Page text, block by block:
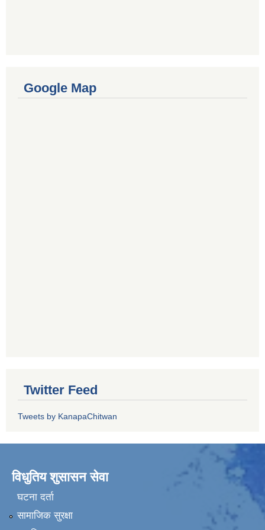
Google Map
Twitter Feed
Tweets by KanapaChitwan
विधुतिय शुसासन सेवा
घटना दर्ता
सामाजिक सुरक्षा